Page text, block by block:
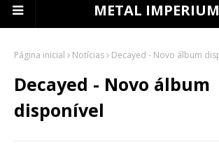
METAL IMPERIUM
Página inicial Notícias Decayed - Novo álbum
Decayed - Novo álbum
disponível